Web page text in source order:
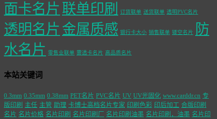
面卡名片 联单印刷 订货联单 送货联单 透明PVC名片
透明名片 金属质感 银行卡大小 销售联单 镂空名片
防
水名片 零售业联单 雾透卡名片 高品质名片
本站关键词
0.3mm 0.35mm 0.38mm PET名片 PVC名片 UV UV光固化 www.carddr.cn 专
版印刷 主任 主管 助理 卡博士高档名片专家 印刷色彩 印后加工 合版印刷
名片 名片价格 名片印刷 名片印刷厂 名片印刷油墨 名片印刷，油墨 名片印